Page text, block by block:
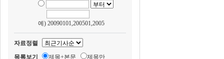
예) 20090101,200501,2005
자료정렬
목록보기
제목+본문
제목만